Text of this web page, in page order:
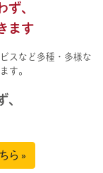
ず、
ます
スなど多種・多様な
す。
、
ら »